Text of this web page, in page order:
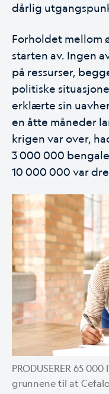
dårlig
Forholdet mellom
starten av. Ingen
på ressurser,
politiske
erklærte sin
en åtte måneder
krigen var over,
3 000 000
10 000 000 var
PRODUSERER 65
grunnene til at